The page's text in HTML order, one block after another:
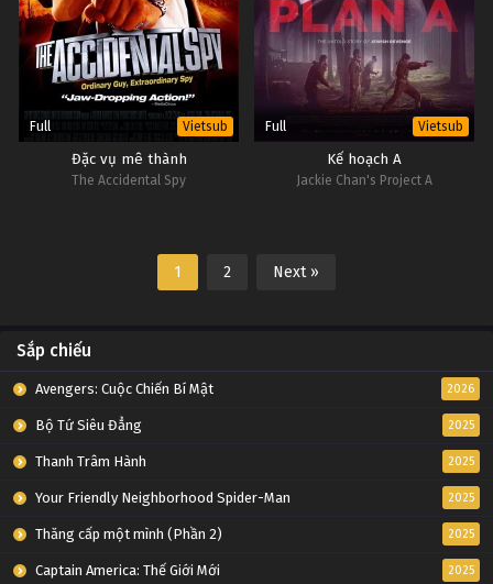
Full Vietsub
Đặc vụ mê thành
The Accidental Spy
Full Vietsub
Kế hoạch A
Jackie Chan's Project A
1 2 Next »
Sắp chiếu
Avengers: Cuộc Chiến Bí Mật 2026
Bộ Tứ Siêu Đẳng 2025
Thanh Trâm Hành 2025
Your Friendly Neighborhood Spider-Man 2025
Thăng cấp một mình (Phần 2) 2025
Captain America: Thế Giới Mới 2025